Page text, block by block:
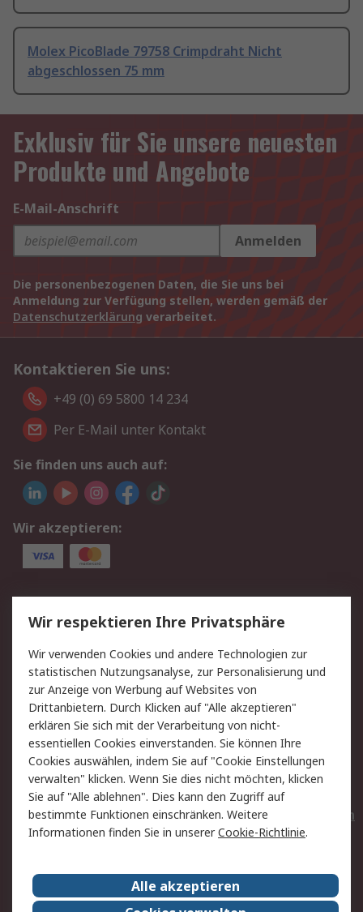
Molex PicoBlade 79758 Crimpdraht Nicht
abgeschlossen 75 mm
Exklusiv für Sie unsere neuesten
Produkte und Angebote
E-Mail-Anschrift
Anmelden
Die personenbezogenen Daten, die Sie uns bei
Anmeldung zur Verfügung stellen, werden gemäß der
Datenschutzerklärung verarbeitet.
Kontaktieren Sie uns:
+49 (0) 69 5800 14 234
Per E-Mail unter Kontakt
Sie finden uns auch auf:
Wir akzeptieren:
Service
Value Added Services
Lieferlösungen
Rücksendungen
Kontakt
Hilfe
Privatkunden
Rechtliches
AGB
Datenschutz
Cookie-Richtlinie
Zahlungsbedingungen
Copyright/Impressum
Entsorgung
Elektrogeräte/Batterien
RS weltweit
Wir respektieren Ihre Privatsphäre
Wir verwenden Cookies und andere Technologien zur
statistischen Nutzungsanalyse, zur Personalisierung und
zur Anzeige von Werbung auf Websites von
Drittanbietern. Durch Klicken auf "Alle akzeptieren"
erklären Sie sich mit der Verarbeitung von nicht-
essentiellen Cookies einverstanden. Sie können Ihre
Cookies auswählen, indem Sie auf "Cookie Einstellungen
verwalten" klicken. Wenn Sie dies nicht möchten, klicken
Sie auf "Alle ablehnen". Dies kann den Zugriff auf
bestimmte Funktionen einschränken. Weitere
Informationen finden Sie in unsererCookie-Richtlinie.
Alle akzeptieren